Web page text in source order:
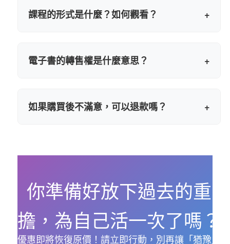
希望從這種情緒中解脫出來的人。無論是在
家庭、職場還是人際關係中感到內疚，這套
課程的形式是什麼？如何觀看？
+
買後您將獲得專屬觀看連結，可以隨時隨地
在手機、平板或電腦上觀看，沒有觀看次數
電子書的轉售權是什麼意思？
+
人，並保留全部銷售收入。這是我們送給學
員的額外價值，讓您的學習投資可以有回
如果購買後不滿意，可以退款嗎？
+
恕不提供退款服務。建議您在購買前詳細了
進行購買。
你準備好放下過去的重
擔，為自己活一次了嗎？
優惠即將恢復原價！請立即行動，別再讓「猶豫」